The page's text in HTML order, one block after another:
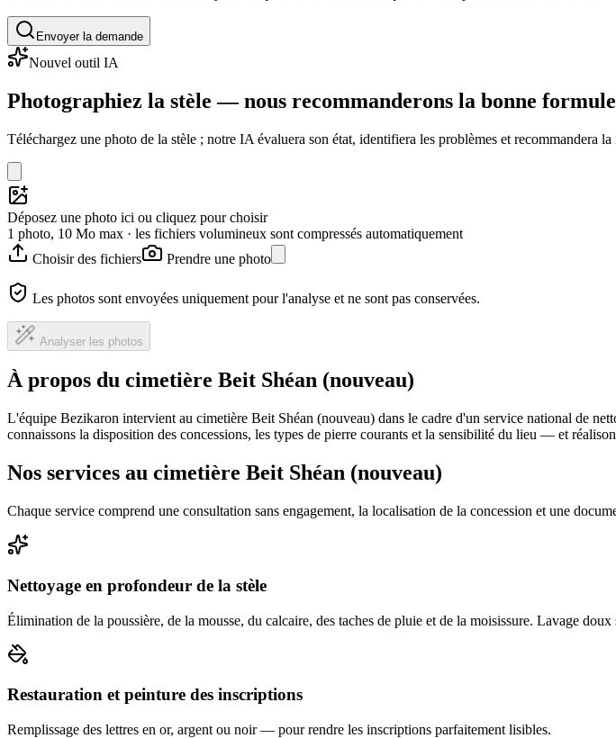
Envoyer la demande
Nouvel outil IA
Photographiez la stèle — nous recommanderons la bonne formule
Téléchargez une photo de la stèle ; notre IA évaluera son état, identifiera les problèmes et recommandera
Déposez une photo ici ou cliquez pour choisir
1 photo, 10 Mo max · les fichiers volumineux sont compressés automatiquement
Choisir des fichiers
Prendre une photo
Les photos sont envoyées uniquement pour l'analyse et ne sont pas conservées.
Analyser les photos
À propos du cimetière Beit Shéan (nouveau)
L'équipe Bezikaron intervient au cimetière Beit Shéan (nouveau) dans le cadre d'un service national de
connaissons la disposition des concessions, les types de pierre courants et la sensibilité du lieu — et
Nos services au cimetière Beit Shéan (nouveau)
Chaque service comprend une consultation sans engagement, la localisation de la concession et une
Nettoyage en profondeur de la stèle
Élimination de la poussière, de la mousse, du calcaire, des taches de pluie et de la moisissure. Lavage doux
Restauration et peinture des inscriptions
Remplissage des lettres en or, argent ou noir — pour rendre les inscriptions parfaitement lisibles.